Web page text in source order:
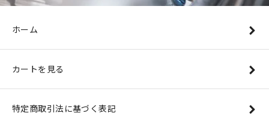
ホーム
カートを見る
特定商取引法に基づく表記